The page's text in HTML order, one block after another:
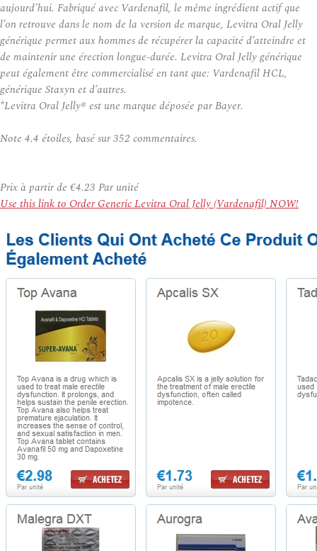
aujourd’hui. Fabriqué avec Vardenafil, le même ingrédient actif que
l’on retrouve dans le nom de la version de marque, Levitra Oral Jelly
générique permet aux hommes de récupérer la capacité d’atteindre et
de maintenir une érection longue-durée. Levitra Oral Jelly générique
peut également être commercialisé en tant que: Vardenafil HCL,
générique Staxyn et d’autres.
*Levitra Oral Jelly® est une marque déposée par Bayer.
Note 4.4 étoiles, basé sur352 commentaires.
Prix à partir de €4.23 Par unité
Use this link to Order Generic Levitra Oral Jelly (Vardenafil) NOW!